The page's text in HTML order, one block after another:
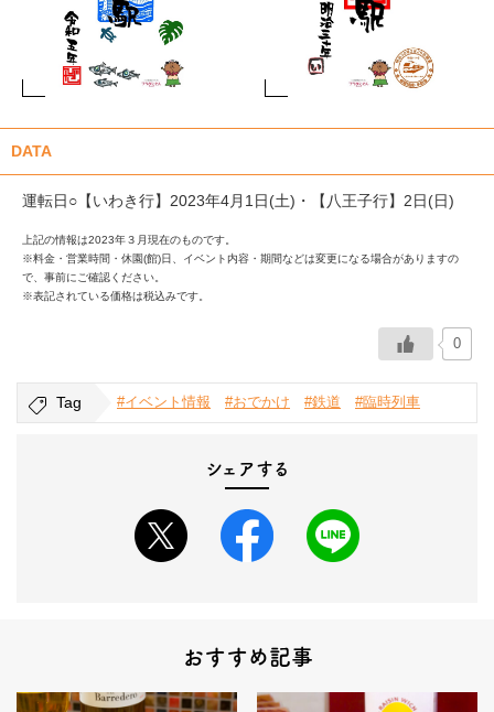
DATA
運転日○【いわき行】2023年4月1日(土)・【八王子行】2日(日)
上記の情報は2023年３月現在のものです。
※料金・営業時間・休園(館)日、イベント内容・期間などは変更になる場合がありますの
で、事前にご確認ください。
※表記されている価格は税込みです。
0
Tag #イベント情報 #おでかけ #鉄道 #臨時列車
シェアする
おすすめ記事